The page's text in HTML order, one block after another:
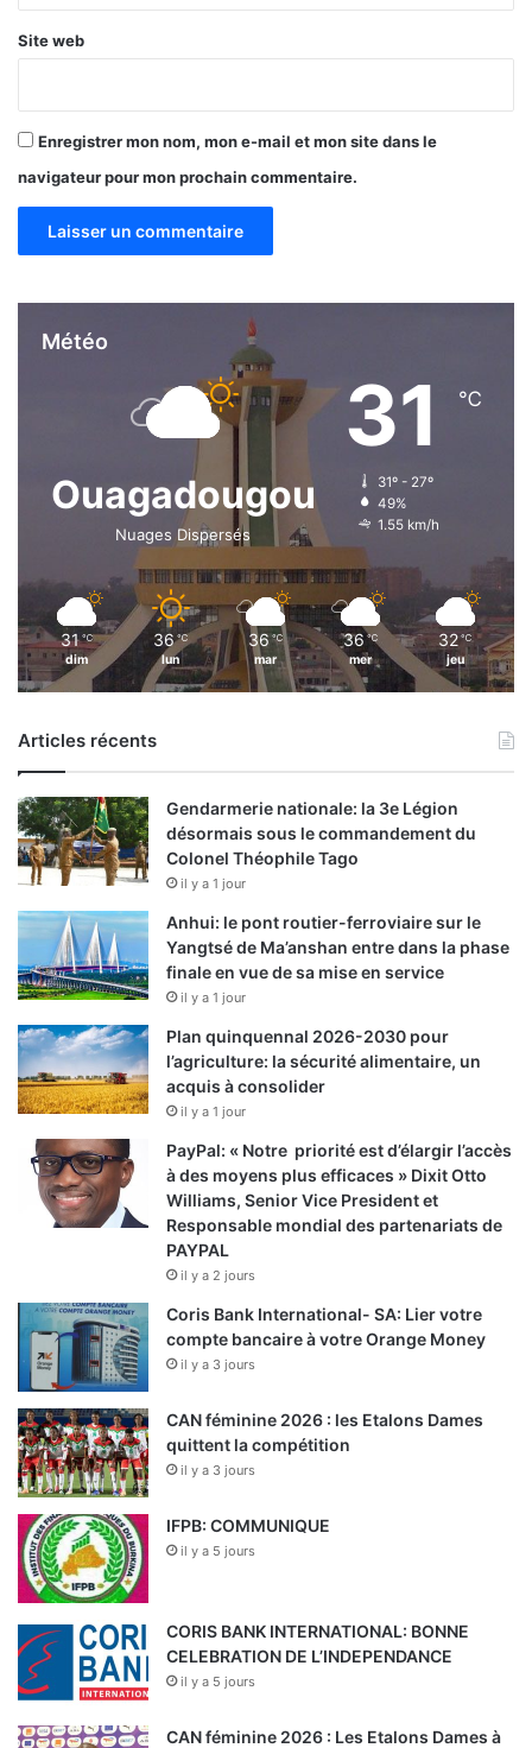
e
Site web
Enregistrer mon nom, mon e-mail et mon site dans le
navigateur pour mon prochain commentaire.
Météo
Ouagadougou
Nuages Dispersés
31 ℃
31º - 27º
49%
1.55 km/h
31 ℃
dim
36 ℃
lun
36 ℃
mar
36 ℃
mer
32 ℃
jeu
Articles récents
Gendarmerie nationale: la 3e Légion
désormais sous le commandement du
Colonel Théophile Tago
il y a 1 jour
Anhui: le pont routier-ferroviaire sur le
Yangtsé de Ma’anshan entre dans la phase
finale en vue de sa mise en service
il y a 1 jour
Plan quinquennal 2026-2030 pour
l’agriculture: la sécurité alimentaire, un
acquis à consolider
il y a 1 jour
PayPal: « Notre priorité est d’élargir l’accès
à des moyens plus efficaces » Dixit Otto
Williams, Senior Vice President et
Responsable mondial des partenariats de
PAYPAL
il y a 2 jours
Coris Bank International- SA: Lier votre
compte bancaire à votre Orange Money
il y a 3 jours
CAN féminine 2026 : les Etalons Dames
quittent la compétition
il y a 3 jours
IFPB: COMMUNIQUE
il y a 5 jours
CORIS BANK INTERNATIONAL: BONNE
CELEBRATION DE L’INDEPENDANCE
il y a 5 jours
CAN féminine 2026 : Les Etalons Dames à